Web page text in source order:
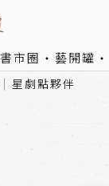
書市圈 藝開罐
星劇點夥伴